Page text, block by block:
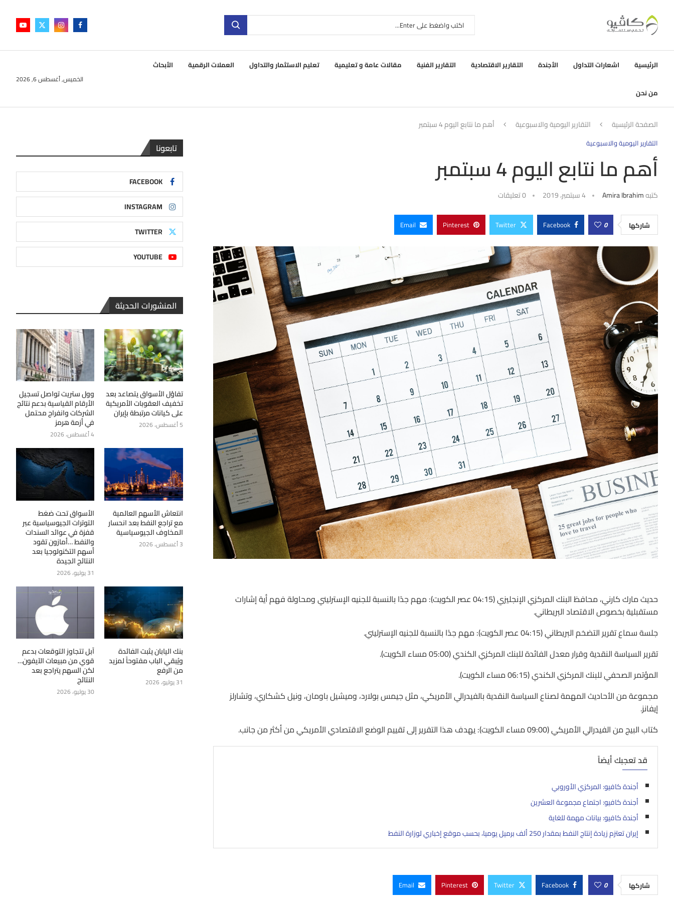
الرئيسية اشعارات التداول الأجندة التقارير الاقتصادية التقارير الفنية مقالات عامة و تعليمية تعليم الاستثمار والتداول العملات الرقمية الأبحاث
من نحن
الخميس, أغسطس 6, 2026
الصفحة الرئيسية التقارير اليومية والاسبوعية أهم ما نتابع اليوم 4 سبتمبر
التقارير اليومية والاسبوعية
أهم ما نتابع اليوم 4 سبتمبر
كتبهAmira Ibrahim 4 سبتمبر، 2019 0 تعليقات
شاركها 0
Facebook
Twitter
Pinterest
Email
حديث مارك كارني، محافظ البنك المركزي الإنجليزي (04:15 عصر الكويت): مهم جدًا بالنسبة للجنيه الإسترليني ومحاولة فهم أية إشارات
مستقبلية بخصوص الاقتصاد البريطاني.
جلسة سماع تقرير التضخم البريطاني (04:15 عصر الكويت): مهم جدًا بالنسبة للجنيه الإسترليني.
تقرير السياسة النقدية وقرار معدل الفائدة للبنك المركزي الكندي (05:00 مساء الكويت).
المؤتمر الصحفي للبنك المركزي الكندي (06:15 مساء الكويت).
مجموعة من الأحاديث المهمة لصناع السياسة النقدية بالفيدرالي الأمريكي، مثل جيمس بولارد، وميشيل باومان، ونيل كشكاري، وتشارلز
إيفانز.
كتاب البيج من الفيدرالي الأمريكي (09:00 مساء الكويت): يهدف هذا التقرير إلى تقييم الوضع الاقتصادي الأمريكي من أكثر من جانب.
قد تعجبك أيضاً
أجندة كافيو: المركزي الأوروبي
أجندة كافيو: اجتماع مجموعة العشرين
أجندة كافيو: بيانات مهمة للغاية
إيران تعتزم زيادة إنتاج النفط بمقدار 250 ألف برميل يوميا، بحسب موقع إخباري لوزارة النفط
شاركها 0
Facebook
Twitter
Pinterest
Email
تابعونا
FACEBOOK
INSTAGRAM
TWITTER
YOUTUBE
المنشورات الحديثة
تفاؤل الأسواق يتصاعد بعد
تخفيف العقوبات الأمريكية
على كيانات مرتبطة بإيران
5 أغسطس، 2026
وول ستريت تواصل تسجيل
الأرقام القياسية بدعم نتائج
الشركات وانفراج محتمل
في أزمة هرمز
4 أغسطس، 2026
انتعاش الأسهم العالمية
مع تراجع النفط بعد انحسار
المخاوف الجيوسياسية
3 أغسطس، 2026
الأسواق تحت ضغط
التوترات الجيوسياسية عبر
قفزة في عوائد السندات
والنفط …أمازون تقود
أسهم التكنولوجيا بعد
النتائج الجيدة
31 يوليو، 2026
بنك اليابان يثبت الفائدة
ويُبقي الباب مفتوحاً لمزيد
من الرفع
31 يوليو، 2026
آبل تتجاوز التوقعات بدعم
قوي من مبيعات الآيفون…
لكن السهم يتراجع بعد
النتائج
30 يوليو، 2026